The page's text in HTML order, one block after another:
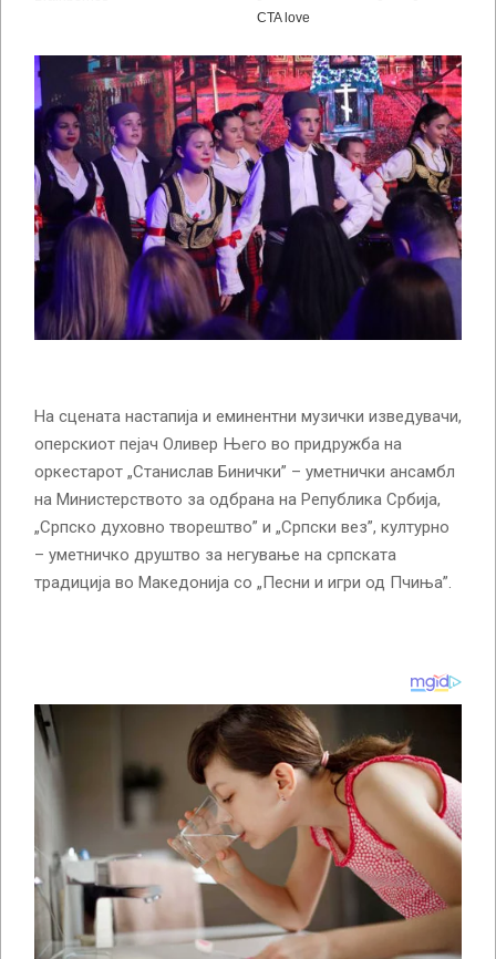
На сцената настапија и еминентни музички изведувачи,
оперскиот пејач Оливер Њего во придружба на
оркестарот „Станислав Бинички” – уметнички ансамбл
на Министерството за одбрана на Република Србија,
„Српско духовно творештво” и „Српски вез”, културно
– уметничко друштво за негување на српската
традиција во Македонија со „Песни и игри од Пчиња”.